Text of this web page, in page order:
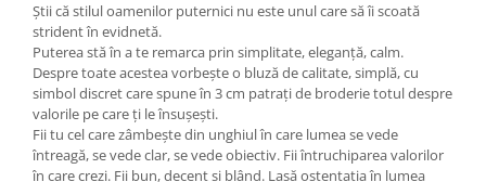
Știi că stilul oamenilor puternici nu este unul care să îi scoată
strident în evidnetă.
Puterea stă în a te remarca prin simplitate, eleganță, calm.
Despre toate acestea vorbește o bluză de calitate, simplă, cu
simbol discret care spune în 3 cm patrați de broderie totul despre
valorile pe care ți le însușești.
Fii tu cel care zâmbește din unghiul în care lumea se vede
întreagă, se vede clar, se vede obiectiv. Fii întruchiparea valorilor
în care crezi. Fii bun, decent și blând. Lasă ostentația în lumea